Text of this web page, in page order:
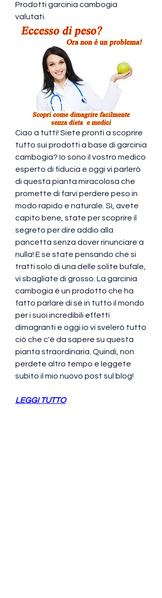
Prodotti garcinia cambogia
valutati.
Ciao a tutti! Siete pronti a scoprire
tutto sui prodotti a base di garcinia
cambogia? Io sono il vostro medico
esperto di fiducia e oggi vi parlerò
di questa pianta miracolosa che
promette di farvi perdere peso in
modo rapido e naturale. Sì, avete
capito bene, state per scoprire il
segreto per dire addio alla
pancetta senza dover rinunciare a
nulla! E se state pensando che si
tratti solo di una delle solite bufale,
vi sbagliate di grosso. La garcinia
cambogia è un prodotto che ha
fatto parlare di sé in tutto il mondo
per i suoi incredibili effetti
dimagranti e oggi io vi svelerò tutto
ciò che c'è da sapere su questa
pianta straordinaria. Quindi, non
perdete altro tempo e leggete
subito il mio nuovo post sul blog!
LEGGI TUTTO